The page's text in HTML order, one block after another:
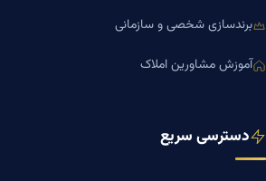
برندسازی شخصی و سازمانی
آموزش مشاورین املاک
دسترسی سریع